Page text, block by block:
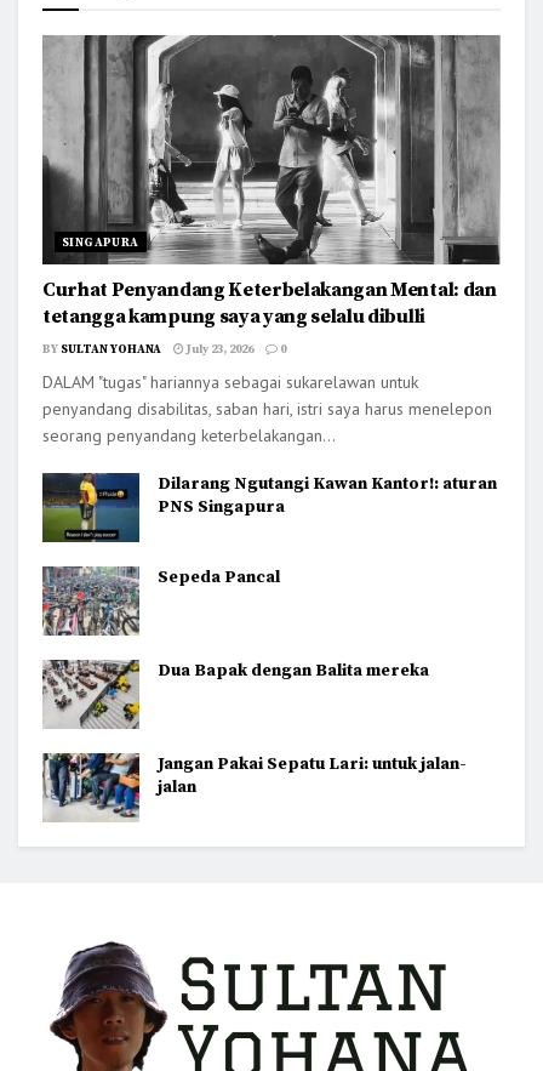
SINGAPURA
Curhat Penyandang Keterbelakangan Mental: dan
tetangga kampung saya yang selalu dibulli
BY SULTAN YOHANA July 23, 2026 0
DALAM "tugas" hariannya sebagai sukarelawan untuk
penyandang disabilitas, saban hari, istri saya harus menelepon
seorang penyandang keterbelakangan...
Dilarang Ngutangi Kawan Kantor!: aturan
PNS Singapura
Sepeda Pancal
Dua Bapak dengan Balita mereka
Jangan Pakai Sepatu Lari: untuk jalan-
jalan